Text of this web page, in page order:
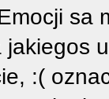
sa
:(